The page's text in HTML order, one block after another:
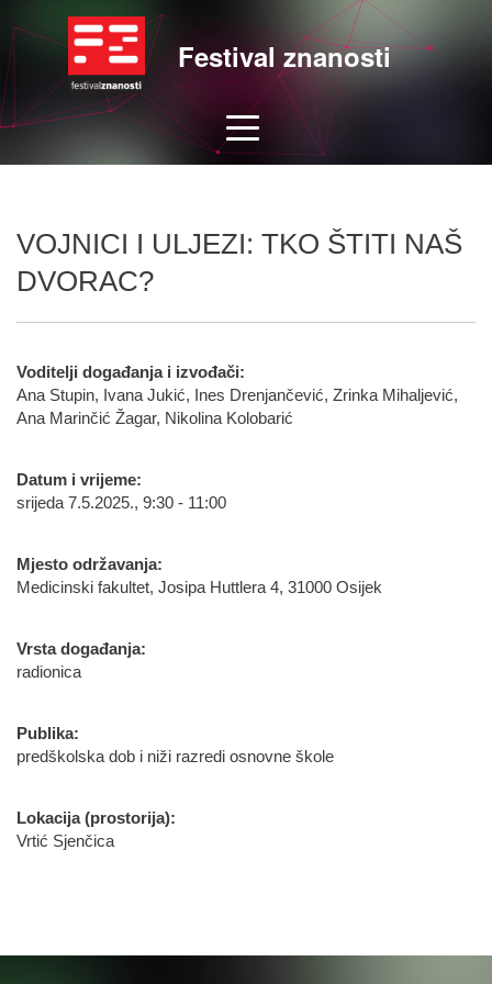
Festival znanosti
VOJNICI I ULJEZI: TKO ŠTITI NAŠ
DVORAC?
Voditelji događanja i izvođači:
Ana Stupin, Ivana Jukić, Ines Drenjančević, Zrinka Mihaljević,
Ana Marinčić Žagar, Nikolina Kolobarić
Datum i vrijeme:
srijeda 7.5.2025., 9:30 - 11:00
Mjesto održavanja:
Medicinski fakultet, Josipa Huttlera 4, 31000 Osijek
Vrsta događanja:
radionica
Publika:
predškolska dob i niži razredi osnovne škole
Lokacija (prostorija):
Vrtić Sjenčica